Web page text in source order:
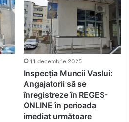
11 decembrie 2025
Inspecția Muncii Vaslui:
Angajatorii să se
înregistreze în REGES-
ONLINE în perioada
imediat următoare